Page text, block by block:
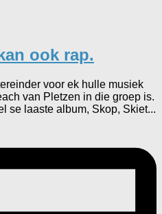
ook rap.
voor ek hulle musiek
van Pletzen in die groep is.
se laaste album, Skop, Skiet...